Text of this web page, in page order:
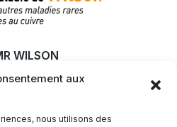
aux
nous utilisons des
WILSON